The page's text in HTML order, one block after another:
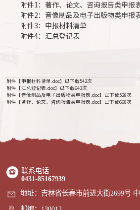
附件1：著作、论文、咨询报告类申报
附件2：音像制品及电子出版物类申报
附件3：申报材料清单
附件4：汇总登记表
附件【申报材料清单.doc】已下载542次
附件【汇总登记表.doc】已下载643次
附件【音像制品及电子出版物类申报表.doc】已下载528次
附件【著作、论文、咨询报告类申报表.doc】已下载668次
联系电话
0431-85167939
地址：吉林省长春市前进大街2699号